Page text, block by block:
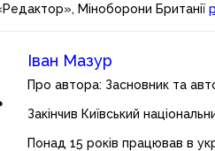
Міноборони Британії
Іван Мазур
Про автора: Засновник та
Закінчив Київський
Понад 15 років працював в